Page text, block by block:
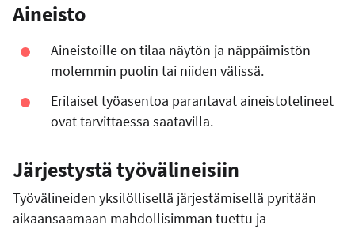
Aineisto
Aineistoille on tilaa näytön ja näppäimistön
molemmin puolin tai niiden välissä.
Erilaiset työasentoa parantavat aineistotelineet
ovat tarvittaessa saatavilla.
Järjestystä työvälineisiin
Työvälineiden yksilöllisellä järjestämisellä pyritään
aikaansaamaan mahdollisimman tuettu ja